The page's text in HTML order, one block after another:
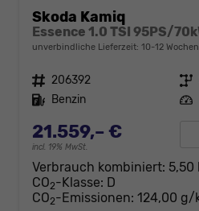
Skoda Kamiq
Essence 1.0 TSI 95PS/
unverbindliche Lieferzeit: 10-12 Wochen
Fahrzeugnr. 206392 Getriebe
Kraftstoff Benzin Leistung
21.559,– €
incl. 19% MwSt.
Verbrauch kombiniert: 5,50
CO2-Klasse: D
CO2-Emissionen: 124,00 g/